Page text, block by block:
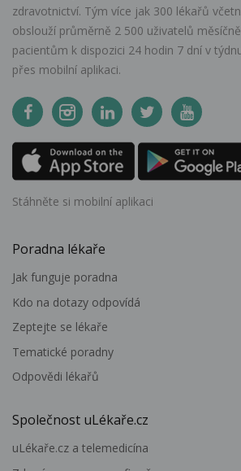
zdravotnictví. Tým více jak 300 lékařů
obslouží průměrně 2 500 uživatelů
pacientům k dispozici 24 hodin 7 dní v
přes mobilní aplikaci.
Stáhněte si mobilní aplikaci
Poradna lékaře
Jak funguje poradna
Kdo na dotazy odpovídá
Zeptejte se lékaře
Tematické poradny
Odpovědi lékařů
Společnost uLékaře.cz
uLékaře.cz a telemedicína